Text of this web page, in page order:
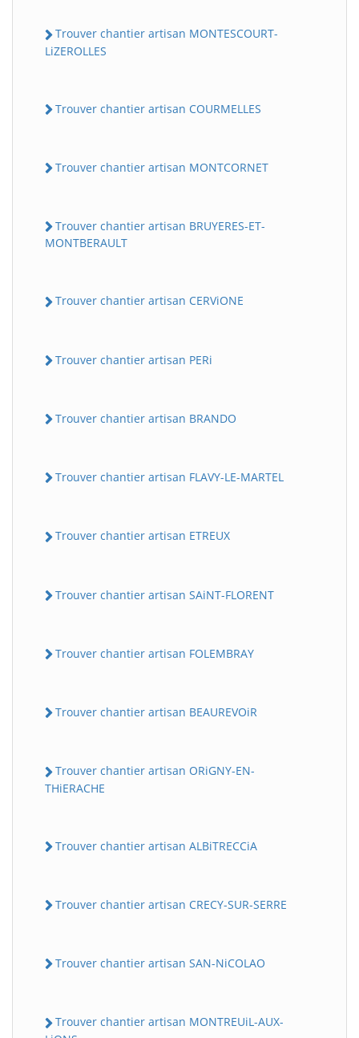
Trouver chantier artisan MONTESCOURT-
LiZEROLLES
Trouver chantier artisan COURMELLES
Trouver chantier artisan MONTCORNET
Trouver chantier artisan BRUYERES-ET-
MONTBERAULT
Trouver chantier artisan CERViONE
Trouver chantier artisan PERi
Trouver chantier artisan BRANDO
Trouver chantier artisan FLAVY-LE-MARTEL
Trouver chantier artisan ETREUX
Trouver chantier artisan SAiNT-FLORENT
Trouver chantier artisan FOLEMBRAY
Trouver chantier artisan BEAUREVOiR
Trouver chantier artisan ORiGNY-EN-
THiERACHE
Trouver chantier artisan ALBiTRECCiA
Trouver chantier artisan CRECY-SUR-SERRE
Trouver chantier artisan SAN-NiCOLAO
Trouver chantier artisan MONTREUiL-AUX-